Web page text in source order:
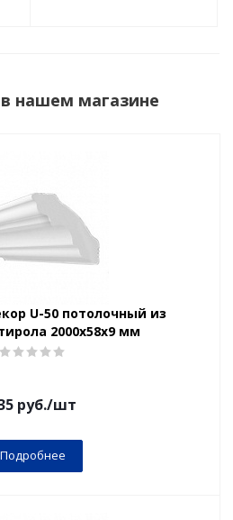
нашем магазине
U-50 потолочный из
2000х58х9 мм
руб./шт
Подробнее